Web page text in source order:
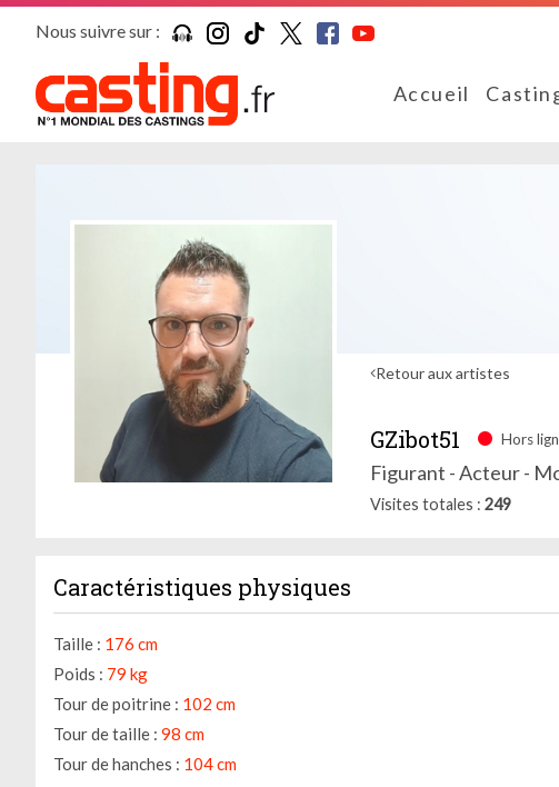
Nous suivre sur :
Accueil
Retour aux artistes
GZibot51 Hors
Figurant - Acteur -
Visites totales 249
Caractéristiques physiques
Taille : 176 cm
Poids : 79 kg
Tour de poitrine : 102 cm
Tour de taille : 98 cm
Tour de hanches : 104 cm